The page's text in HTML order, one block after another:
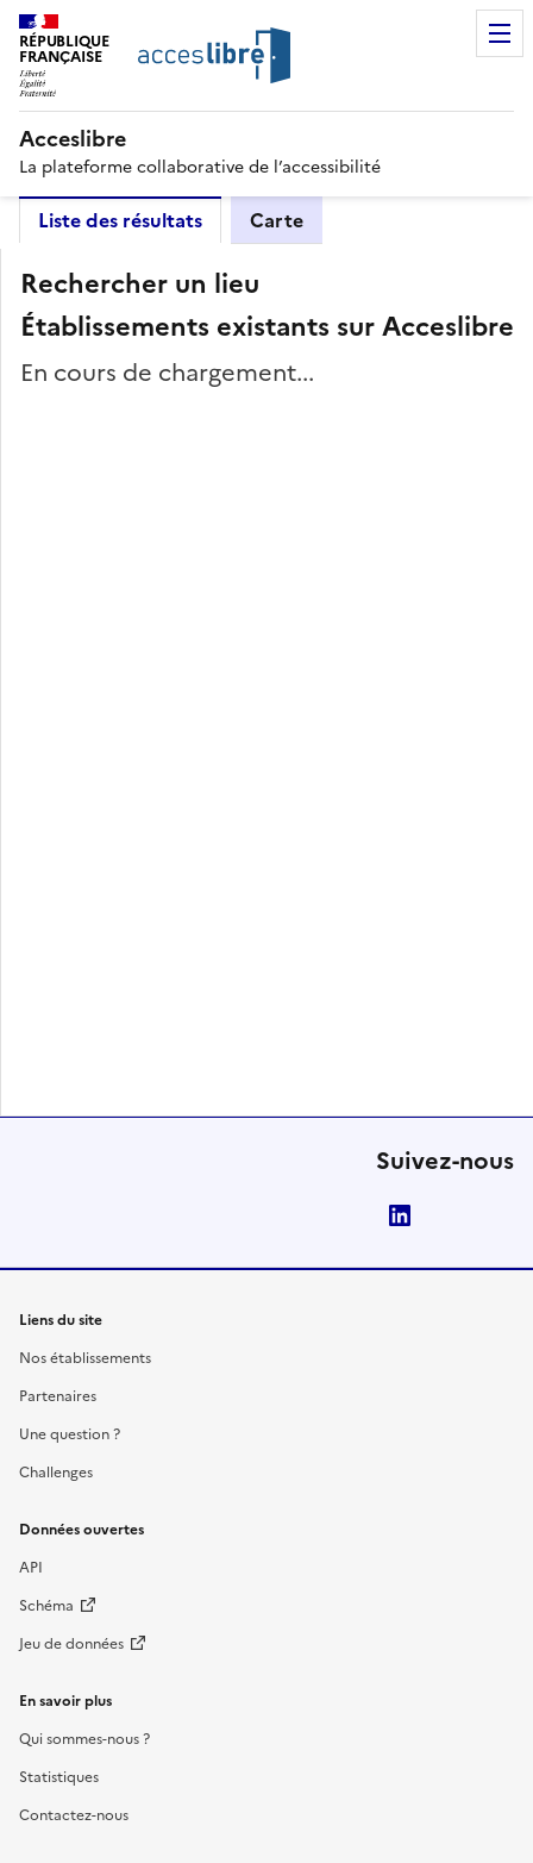
RÉPUBLIQUE
FRANÇAISE
Acceslibre
La plateforme collaborative de l’accessibilité
Liste des résultats Carte
Rechercher un lieu
Établissements existants sur Acceslibre
En cours de chargement...
Suivez-nous
Liens du site
Nos établissements
Partenaires
Une question ?
Challenges
Données ouvertes
API
Schéma
Jeu de données
En savoir plus
Qui sommes-nous ?
Statistiques
Contactez-nous